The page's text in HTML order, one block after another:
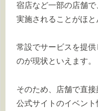
宿店など一部の店舗
実施されることがほと
常設でサービスを提
のが現状といえます。
そのため、店舗で直
公式サイトのイベン